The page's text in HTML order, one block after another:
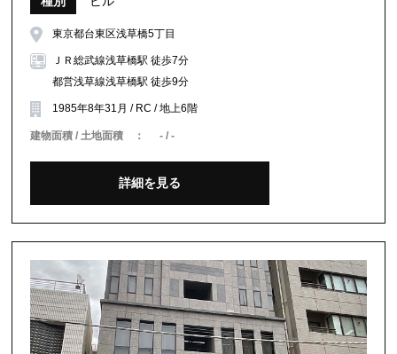
東京都台東区浅草橋5丁目
ＪＲ総武線浅草橋駅 徒歩7分
都営浅草線浅草橋駅 徒歩9分
1985年8年31月 / RC / 地上6階
建物面積 / 土地面積 ： - / -
詳細を見る